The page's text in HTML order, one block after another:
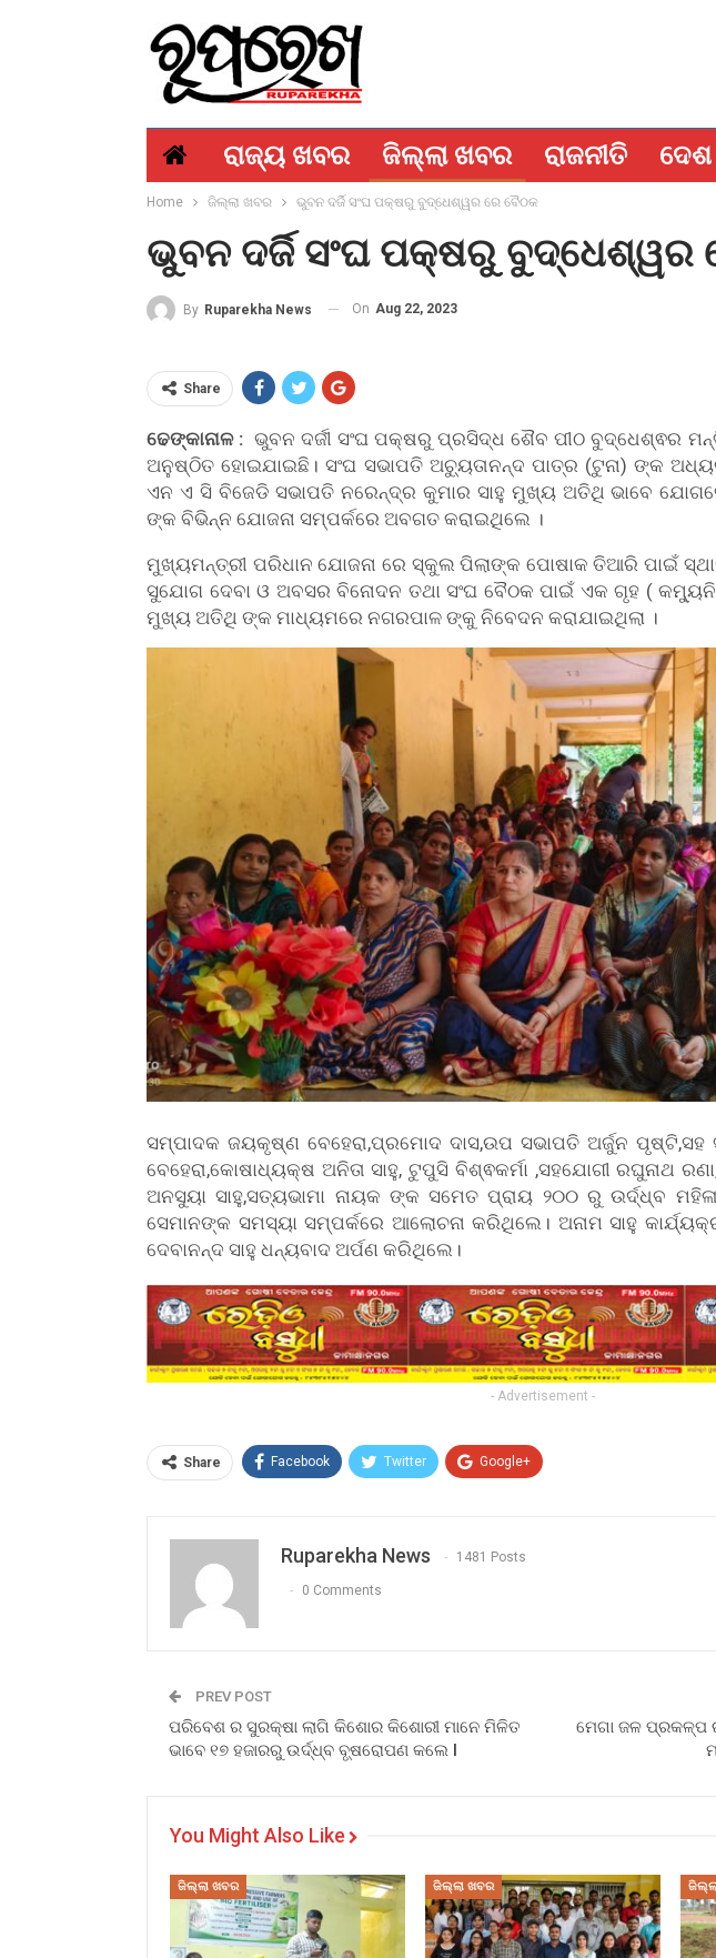
ରାଜ୍ୟ ଖବର ଜିଲ୍ଲା ଖବର ରାଜନୀତି
Home ଜିଲ୍ଲା ଖବର ଭୁବନ ଦର୍ଜି ସଂଘ ପକ୍ଷରୁ ବୁଦ୍ଧେଶ୍ୱର ରେ ବୈଠକ
ଭୁବନ ଦର୍ଜି ସଂଘ ପକ୍ଷରୁ ବୁଦ୍ଧେଶ୍ୱର
By Ruparekha News On Aug 22, 2023
Share
ଢେଙ୍କାନାଳ : ଭୁବନ ଦର୍ଜୀ ସଂଘ ପକ୍ଷରୁ ପ୍ରସିଦ୍ଧ ଶୈବ ପୀଠ ବୁଦ୍ଧେଶ୍ଵର
ଅନୁଷ୍ଠିତ ହୋଇଯାଇଛି। ସଂଘ ସଭାପତି ଅଚ୍ୟୁତାନନ୍ଦ ପାତ୍ର (ଟୁନା) ଙ୍କ
ଏନ ଏ ସି ବିଜେଡି ସଭାପତି ନରେନ୍ଦ୍ର କୁମାର ସାହୁ ମୁଖ୍ୟ ଅତିଥି ଭାବେ
ଙ୍କ ବିଭିନ୍ନ ଯୋଜନା ସମ୍ପର୍କରେ ଅବଗତ କରାଇଥିଲେ ।
ମୁଖ୍ୟମନ୍ତ୍ରୀ ପରିଧାନ ଯୋଜନା ରେ ସ୍କୁଲ ପିଲାଙ୍କ ପୋଷାକ ତିଆରି ପାଇଁ
ସୁଯୋଗ ଦେବା ଓ ଅବସର ବିନୋଦନ ତଥା ସଂଘ ବୈଠକ ପାଇଁ ଏକ ଗୃହ (
ମୁଖ୍ୟ ଅତିଥି ଙ୍କ ମାଧ୍ୟମରେ ନଗରପାଳ ଙ୍କୁ ନିବେଦନ କରାଯାଇଥିଲା ।
ସମ୍ପାଦକ ଜୟକୃଷ୍ଣ ବେହେରା,ପ୍ରମୋଦ ଦାସ,ଉପ ସଭାପତି ଅର୍ଜୁନ ପୃଷ୍ଟି,ସହ
ବେହେରା,କୋଷାଧ୍ୟକ୍ଷ ଅନିତା ସାହୁ, ଟୁପୁସି ବିଶ୍ଵକର୍ମା ,ସହଯୋଗୀ ରଘୁନାଥ
ଅନସୁୟା ସାହୁ,ସତ୍ୟଭାମା ନାୟକ ଙ୍କ ସମେତ ପ୍ରାୟ ୨୦୦ ରୁ ଉର୍ଦ୍ଧ୍ବ
ସେମାନଙ୍କ ସମସ୍ୟା ସମ୍ପର୍କରେ ଆଲୋଚନା କରିଥିଲେ। ଅନାମ ସାହୁ
ଦେବାନନ୍ଦ ସାହୁ ଧନ୍ୟବାଦ ଅର୍ପଣ କରିଥିଲେ।
- Advertisement -
Share Facebook Twitter Google+
Ruparekha News 1481 Posts
0 Comments
PREV POST
ପରିବେଶ ର ସୁରକ୍ଷା ଲାଗି କିଶୋର କିଶୋରୀ ମାନେ ମିଳିତ
ଭାବେ ୧୭ ହଜାରରୁ ଉର୍ଦ୍ଧ୍ବ ବୃ୍ଷରୋପଣ କଲେ l
ମେଗା ଜଳ ପ୍ରକଳ୍ପ
You Might Also Like
ଜିଲ୍ଲା ଖବର ଜିଲ୍ଲା ଖବର